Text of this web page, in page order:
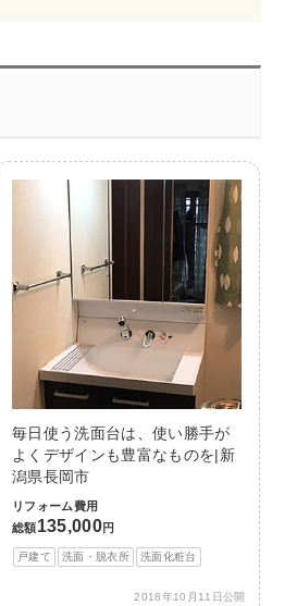
毎日使う洗面台は、使い勝手が
よくデザインも豊富なものを|新
潟県長岡市
リフォーム費用
総額135,000円
戸建て 洗面・脱衣所 洗面化粧台
2018年10月11日公開